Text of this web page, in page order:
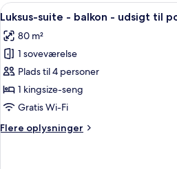
balkon
havudsigt
(Jacuzzi)
Indlæs
alle
billeder
af
Luksus-
suite
-
-
Et
6
Luksus-suite - balkon - udsigt til
80 m²
1 soveværelse
Plads til 4 personer
1 kingsize-seng
Gratis Wi-Fi
Flere oplysninger
Flere